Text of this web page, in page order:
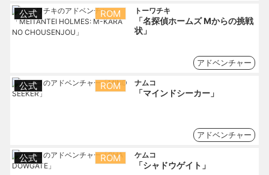
公式 ROM トーワチキ
「名探偵ホームズ Mからの挑戦
状」
アドベンチャー
公式 ROM ナムコ
「マインドシーカー」
アドベンチャー
公式 ROM ケムコ
「シャドウゲイト」